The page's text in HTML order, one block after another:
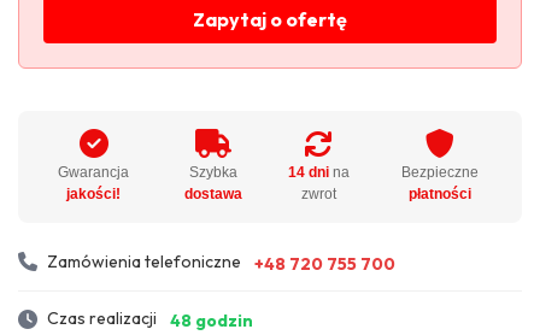
Zapytaj o ofertę
Gwarancja
jakości!
Szybka
dostawa
14 dnina
zwrot
Bezpieczne
płatności
Zamówienia telefoniczne +48 720 755 700
Czas realizacji 48 godzin